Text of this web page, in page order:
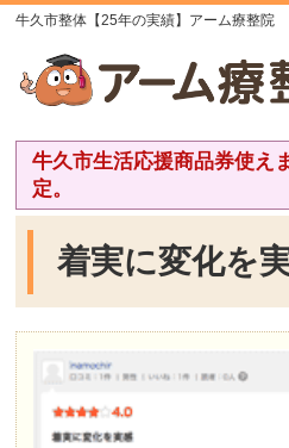
牛久市整体【25年の実績】アーム療整院
牛久市生活応援商品券使え
定。
着実に変化を